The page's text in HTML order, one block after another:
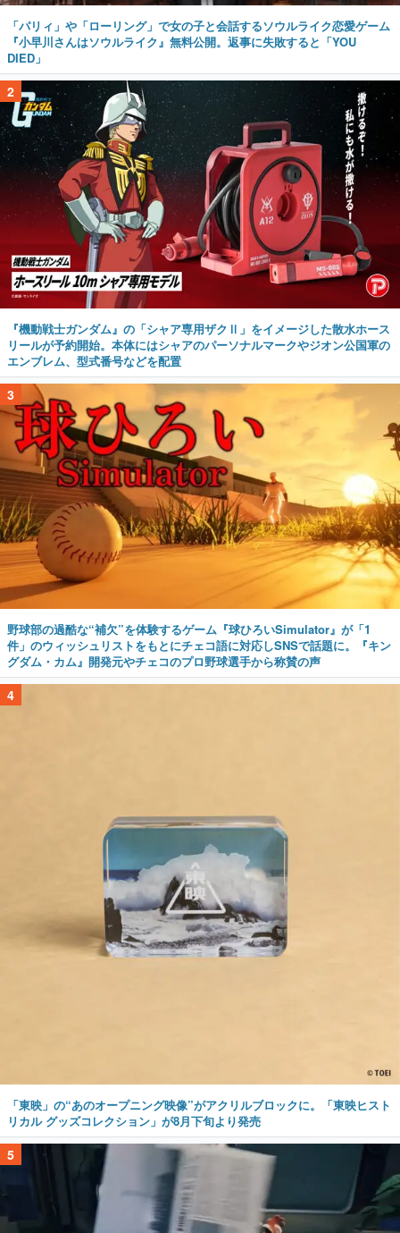
「パリィ」や「ローリング」で女の子と会話するソウルライク恋愛ゲーム
『小早川さんはソウルライク』無料公開。返事に失敗すると「YOU
DIED」
2
『機動戦士ガンダム』の「シャア専用ザクⅡ」をイメージした散水ホース
リールが予約開始。本体にはシャアのパーソナルマークやジオン公国軍の
エンブレム、型式番号などを配置
3
野球部の過酷な“補欠”を体験するゲーム『球ひろいSimulator』が「1
件」のウィッシュリストをもとにチェコ語に対応しSNSで話題に。『キン
グダム・カム』開発元やチェコのプロ野球選手から称賛の声
4
「東映」の“あのオープニング映像”がアクリルブロックに。「東映ヒスト
リカル グッズコレクション」が8月下旬より発売
5